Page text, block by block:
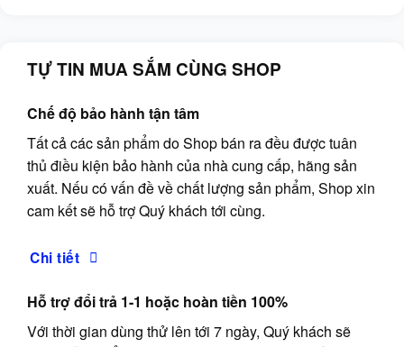
TỰ TIN MUA SẮM CÙNG SHOP
Chế độ bảo hành tận tâm
Tất cả các sản phẩm do Shop bán ra đều được tuân
thủ điều kiện bảo hành của nhà cung cấp, hãng sản
xuất. Nếu có vấn đề về chất lượng sản phẩm, Shop xin
cam kết sẽ hỗ trợ Quý khách tới cùng.
Chi tiết
Hỗ trợ đổi trả 1-1 hoặc hoàn tiền 100%
Với thời gian dùng thử lên tới 7 ngày, Quý khách sẽ